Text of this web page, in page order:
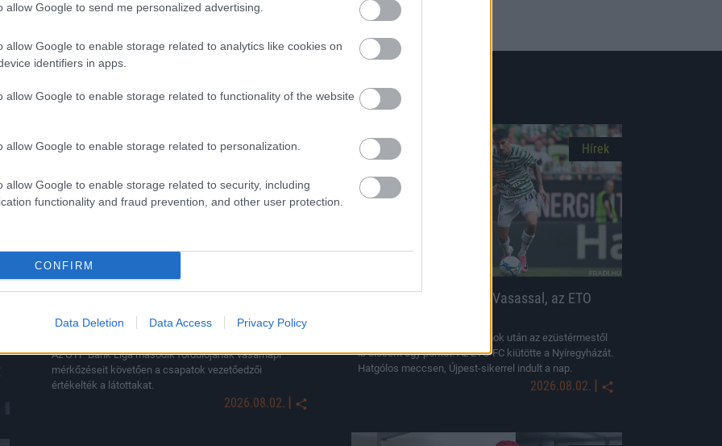
allow Google to send me personalized advertising.
allow Google to enable storage related to analytics like cookies on
identifiers in apps.
allow Google to enable storage related to functionality of the website
allow Google to enable storage related to personalization.
allow Google to enable storage related to security, including
functionality and fraud prevention, and other user protection.
CONFIRM
Data Deletion Data Access Privacy Policy
KAPCSOLÓDÓ HÍREK
Hírek
szembesült, Erős nem szereti a döntetleneket
– Juárez megmagyarázta Vitális kihagyását
Az OTP Bank Liga második fordulójának vasárnapi
mérkőzéseit követően a csapatok vezetőedzői
értékelték a látottakat.
2026.08.02. |
Hírek
NB I: A Fradi nem bírt a Vasassal, az ETO
Az angyalföldi együttes a bajnok után az ezüstérmestől
is elcsent egy pontot. Az ETO FC kiütötte a Nyíregyházát.
Hatgólos meccsen, Újpest-sikerrel indult a nap.
2026.08.02. |